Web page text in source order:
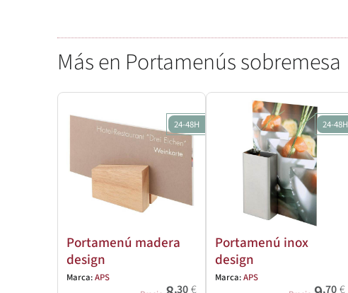
Más en Portamenús sobremesa
24-48H
Portamenú madera
design
Marca:APS
,30€
24-48H
Portamenú inox
design
Marca:APS
,70€